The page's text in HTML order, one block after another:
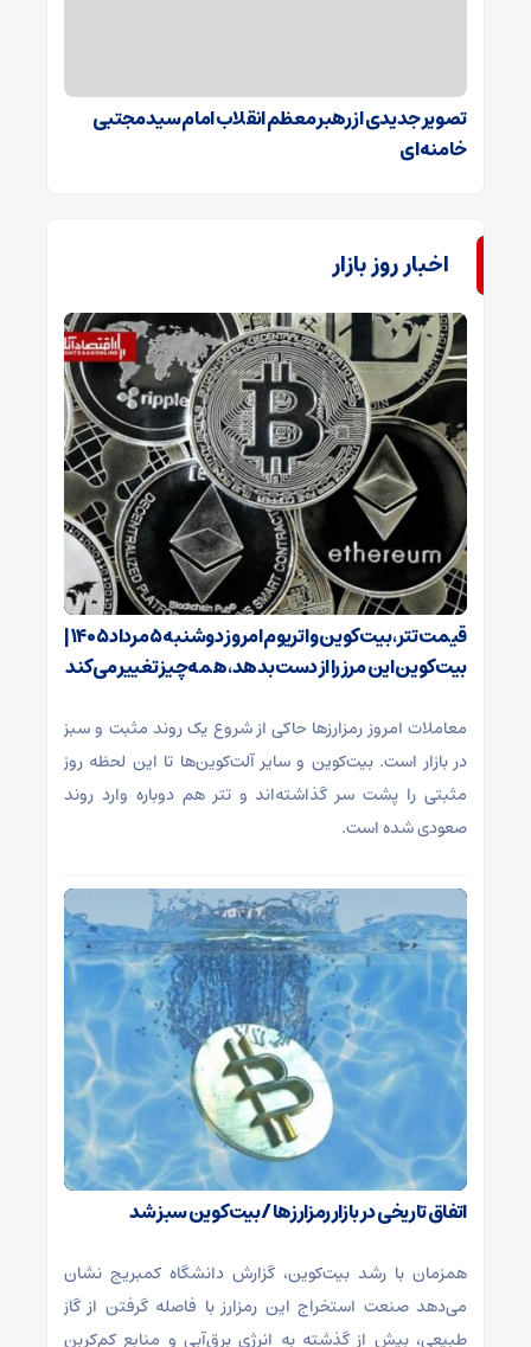
تصویر جدیدی از رهبر معظم انقلاب امام سید مجتبی
خامنه‌ای
اخبار روز بازار
قیمت تتر، بیت‌کوین و اتریوم امروز دوشنبه ۵ مرداد ۱۴۰۵ |
بیت‌کوین این مرز را از دست بدهد، همه‌چیز تغییر می‌کند
معاملات امروز رمزارز‌ها حاکی از شروع یک روند مثبت و سبز
در بازار است. بیت‌کوین و سایر آلت‌کوین‌ها تا این لحظه روز
مثبتی را پشت سر گذاشته‌اند و تتر هم دوباره وارد روند
صعودی شده است.
اتفاق تاریخی در بازار رمزارزها / بیت‌کوین سبز شد
همزمان با رشد بیت‌کوین، گزارش دانشگاه کمبریج نشان
می‌دهد صنعت استخراج این رمزارز با فاصله گرفتن از گاز
طبیعی، بیش از گذشته به انرژی برق‌آبی و منابع کم‌کربن